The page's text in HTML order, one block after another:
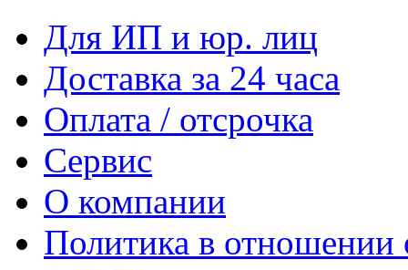
Для ИП и юр. лиц
Доставка за 24 часа
Оплата / отсрочка
Сервис
О компании
Политика в отношении